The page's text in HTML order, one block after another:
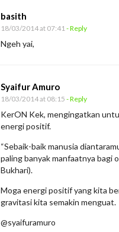
basith
18/03/2014 at 07:41 - Reply
Ngeh yai,
Syaifur Amuro
18/03/2014 at 08:15 - Reply
KerON Kek, mengingatkan
energi positif.
“Sebaik-baik manusia
paling banyak manfaatnya bagi
Bukhari).
Moga energi positif yang kita
gravitasi kita semakin menguat.
@syaifuramuro